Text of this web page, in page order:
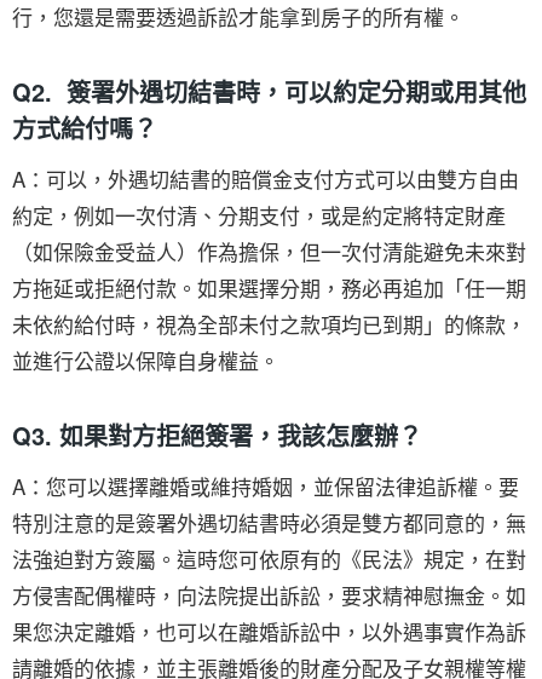
行，您還是需要透過訴訟才能拿到房子的所有權。
Q2. 簽署外遇切結書時，可以約定分期或用其他
方式給付嗎？
A：可以，外遇切結書的賠償金支付方式可以由雙方自由
約定，例如一次付清、分期支付，或是約定將特定財產
（如保險金受益人）作為擔保，但一次付清能避免未來對
方拖延或拒絕付款。如果選擇分期，務必再追加「任一期
未依約給付時，視為全部未付之款項均已到期」的條款，
並進行公證以保障自身權益。
Q3. 如果對方拒絕簽署，我該怎麼辦？
A：您可以選擇離婚或維持婚姻，並保留法律追訴權。要
特別注意的是簽署外遇切結書時必須是雙方都同意的，無
法強迫對方簽屬。這時您可依原有的《民法》規定，在對
方侵害配偶權時，向法院提出訴訟，要求精神慰撫金。如
果您決定離婚，也可以在離婚訴訟中，以外遇事實作為訴
請離婚的依據，並主張離婚後的財產分配及子女親權等權